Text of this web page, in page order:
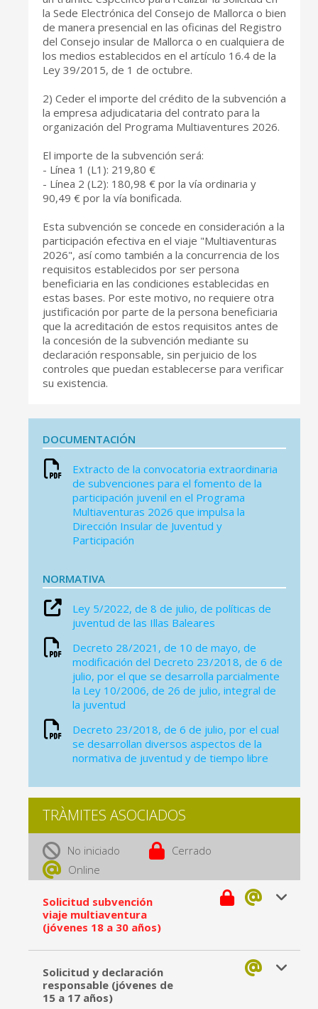
la Sede Electrónica del Consejo de Mallorca o bien
de manera presencial en las oficinas del Registro
del Consejo insular de Mallorca o en cualquiera de
los medios establecidos en el artículo 16.4 de la
Ley 39/2015, de 1 de octubre.
2) Ceder el importe del crédito de la subvención a
la empresa adjudicataria del contrato para la
organización del Programa Multiaventures 2026.
El importe de la subvención será:
- Línea 1 (L1): 219,80 €
- Línea 2 (L2): 180,98 € por la vía ordinaria y
90,49 € por la vía bonificada.
Esta subvención se concede en consideración a la
participación efectiva en el viaje "Multiaventuras
2026", así como también a la concurrencia de los
requisitos establecidos por ser persona
beneficiaria en las condiciones establecidas en
estas bases. Por este motivo, no requiere otra
justificación por parte de la persona beneficiaria
que la acreditación de estos requisitos antes de
la concesión de la subvención mediante su
declaración responsable, sin perjuicio de los
controles que puedan establecerse para verificar
su existencia.
DOCUMENTACIÓN
Extracto de la convocatoria extraordinaria
de subvenciones para el fomento de la
participación juvenil en el Programa
Multiaventuras 2026 que impulsa la
Dirección Insular de Juventud y
Participación
NORMATIVA
Ley 5/2022, de 8 de julio, de políticas de
juventud de las Illas Baleares
Decreto 28/2021, de 10 de mayo, de
modificación del Decreto 23/2018, de 6 de
julio, por el que se desarrolla parcialmente
la Ley 10/2006, de 26 de julio, integral de
la juventud
Decreto 23/2018, de 6 de julio, por el cual
se desarrollan diversos aspectos de la
normativa de juventud y de tiempo libre
TRÀMITES ASOCIADOS
No iniciado
Cerrado
Online
Solicitud subvención
viaje multiaventura
(jóvenes 18 a 30 años)
Solicitud y declaración
responsable (jóvenes de
15 a 17 años)